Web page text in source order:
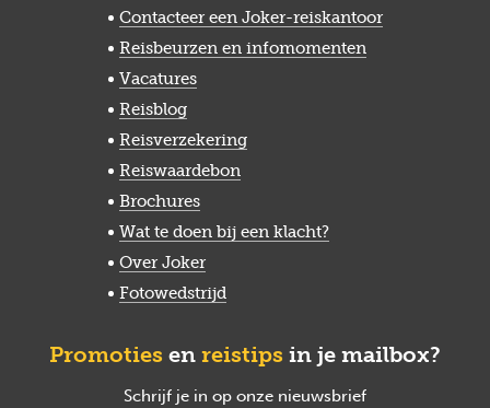
Contacteer een Joker-reiskantoor
Reisbeurzen en infomomenten
Vacatures
Reisblog
Reisverzekering
Reiswaardebon
Brochures
Wat te doen bij een klacht?
Over Joker
Fotowedstrijd
Promoties en reistips in je mailbox?
Schrijf je in op onze nieuwsbrief